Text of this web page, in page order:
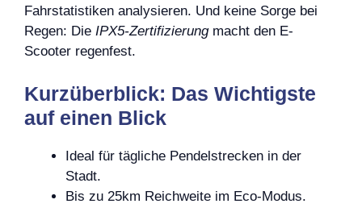
Fahrstatistiken analysieren. Und keine Sorge bei
Regen: Die IPX5-Zertifizierungmacht den E-
Scooter regenfest.
Kurzüberblick: Das Wichtigste
auf einen Blick
Ideal für tägliche Pendelstrecken in der
Stadt.
Bis zu 25km Reichweite im Eco-Modus.